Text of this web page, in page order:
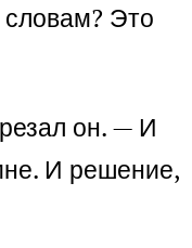
Это
он. — И
И решение,